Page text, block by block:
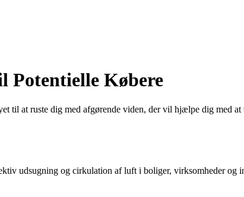
Potentielle Købere
til at ruste dig med afgørende viden, der vil hjælpe dig med
udsugning og cirkulation af luft i boliger, virksomheder og